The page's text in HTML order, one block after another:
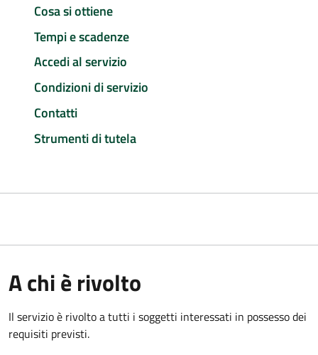
Cosa si ottiene
Tempi e scadenze
Accedi al servizio
Condizioni di servizio
Contatti
Strumenti di tutela
A chi è rivolto
Il servizio è rivolto a tutti i soggetti interessati in possesso dei
requisiti previsti.